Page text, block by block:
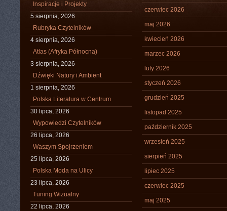
Inspiracje i Projekty
5 sierpnia, 2026
Rubryka Czytelników
4 sierpnia, 2026
Atlas (Afryka Północna)
3 sierpnia, 2026
Dźwięki Natury i Ambient
1 sierpnia, 2026
Polska Literatura w Centrum
30 lipca, 2026
Wypowiedzi Czytelników
26 lipca, 2026
Waszym Spojrzeniem
25 lipca, 2026
Polska Moda na Ulicy
23 lipca, 2026
Tuning Wizualny
22 lipca, 2026
czerwiec 2026
maj 2026
kwiecień 2026
marzec 2026
luty 2026
styczeń 2026
grudzień 2025
listopad 2025
październik 2025
wrzesień 2025
sierpień 2025
lipiec 2025
czerwiec 2025
maj 2025